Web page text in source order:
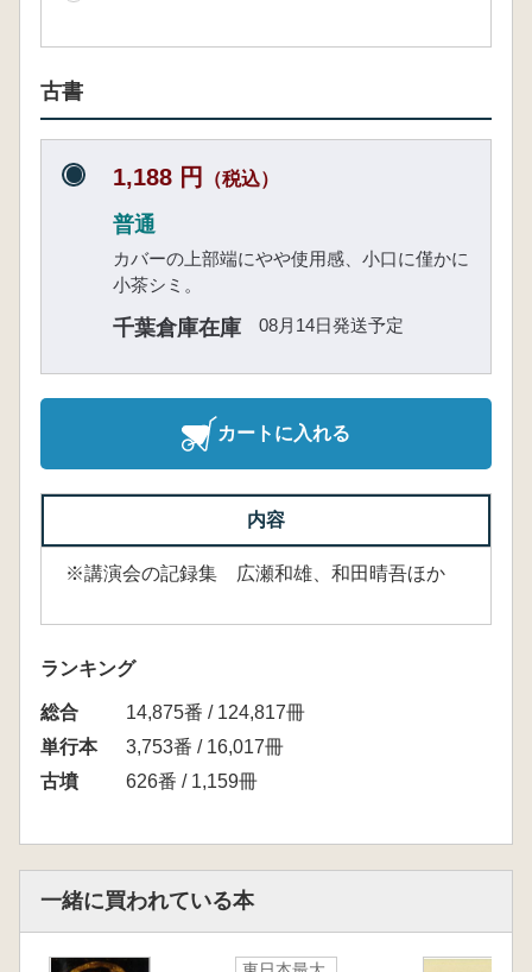
古書
1,188 円 （税込）
普通
カバーの上部端にやや使用感、小口に僅かに
小茶シミ。
千葉倉庫在庫 08月14日発送予定
カートに入れる
内容
※講演会の記録集 広瀬和雄、和田晴吾ほか
ランキング
総合
14,875番 / 124,817冊
単行本
3,753番 / 16,017冊
古墳
626番 / 1,159冊
一緒に買われている本